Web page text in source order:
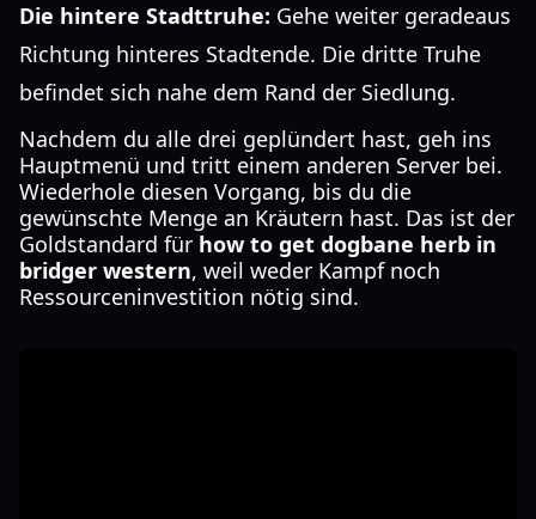
Die hintere Stadttruhe: Gehe weiter geradeaus
Richtung hinteres Stadtende. Die dritte Truhe
befindet sich nahe dem Rand der Siedlung.
Nachdem du alle drei geplündert hast, geh ins
Hauptmenü und tritt einem anderen Server bei.
Wiederhole diesen Vorgang, bis du die
gewünschte Menge an Kräutern hast. Das ist der
Goldstandard für how to get dogbane herb in
bridger western, weil weder Kampf noch
Ressourceninvestition nötig sind.